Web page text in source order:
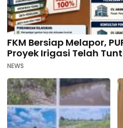
FKM Bersiap Melapor,
Proyek Irigasi Telah
NEWS